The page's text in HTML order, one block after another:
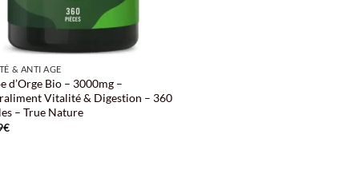
& ANTI AGE
d’Orge Bio – 3000mg –
Vitalité & Digestion – 360
– True Nature
€